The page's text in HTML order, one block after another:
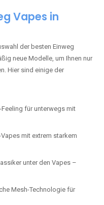
Vapes in
der besten Einweg
neue Modelle, um Ihnen nur
Hier sind einige der
Feeling für unterwegs mit
mit extrem starkem
unter den Vapes –
Mesh-Technologie für